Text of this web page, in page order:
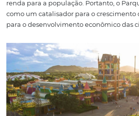
Os hotéis na região têm
feriados. Com a popularidade do
estabelecimentos estão
para atender melhor seus clientes.
também incentiva a construção
contribuindo para o aumento da
concorrência saudável no setor.